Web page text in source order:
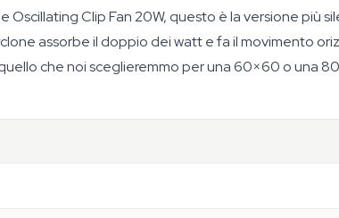
Oscillating Clip Fan 20W, questo è la versione più
assorbe il doppio dei watt e fa il movimento
che noi sceglieremmo per una 60×60 o una